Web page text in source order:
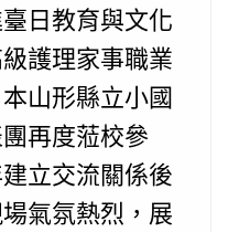
日教育與文化
護理家事職業
山形縣立小國
再度蒞校參
立交流關係後
氣氛熱烈，展